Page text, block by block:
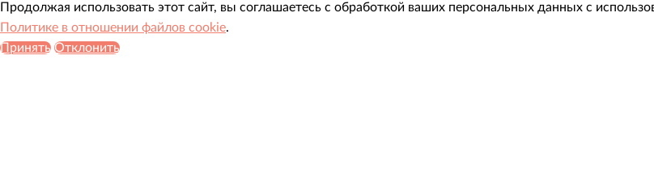
Продолжая использовать этот сайт, вы соглашаетесь с обработкой ваших персональных данных с
Политике в отношении файлов cookie.
Принять Отклонить